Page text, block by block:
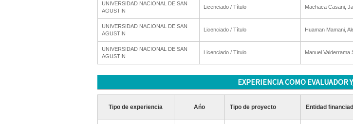
UNIVERSIDAD NACIONAL DE SAN
AGUSTIN
Licenciado / Título Machaca Casani,
UNIVERSIDAD NACIONAL DE SAN
AGUSTIN
Licenciado / Título Huaman Mamani,
UNIVERSIDAD NACIONAL DE SAN
AGUSTIN
Licenciado / Título Manuel Valderrama
EXPERIENCIA COMO EVALUADOR
Tipo de experiencia Ańo Tipo de proyecto Entidad